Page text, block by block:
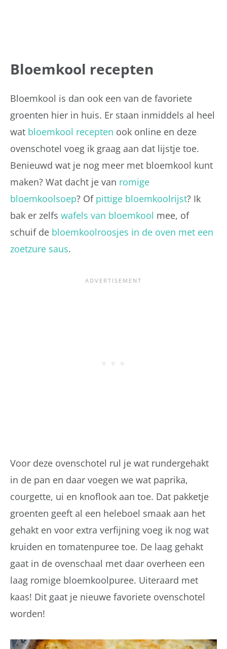
Bloemkool recepten
Bloemkool is dan ook een van de favoriete
groenten hier in huis. Er staan inmiddels al heel
wat bloemkool recepten ook online en deze
ovenschotel voeg ik graag aan dat lijstje toe.
Benieuwd wat je nog meer met bloemkool kunt
maken? Wat dacht je van romige
bloemkoolsoep? Of pittige bloemkoolrijst? Ik
bak er zelfs wafels van bloemkool mee, of
schuif de bloemkoolroosjes in de oven met een
zoetzure saus.
Voor deze ovenschotel rul je wat rundergehakt
in de pan en daar voegen we wat paprika,
courgette, ui en knoflook aan toe. Dat pakketje
groenten geeft al een heleboel smaak aan het
gehakt en voor extra verfijning voeg ik nog wat
kruiden en tomatenpuree toe. De laag gehakt
gaat in de ovenschaal met daar overheen een
laag romige bloemkoolpuree. Uiteraard met
kaas! Dit gaat je nieuwe favoriete ovenschotel
worden!